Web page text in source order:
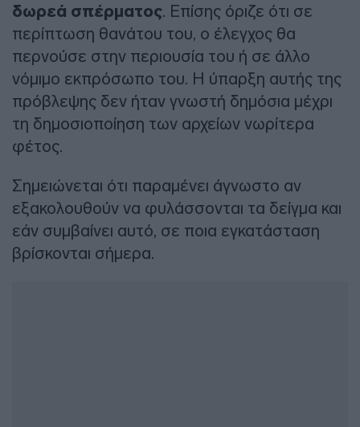
δωρεά σπέρματος. Επίσης όριζε ότι σε
περίπτωση θανάτου του, ο έλεγχος θα
περνούσε στην περιουσία του ή σε άλλο
νόμιμο εκπρόσωπο του. Η ύπαρξη αυτής της
πρόβλεψης δεν ήταν γνωστή δημόσια μέχρι
τη δημοσιοποίηση των αρχείων νωρίτερα
φέτος.
Σημειώνεται ότι παραμένει άγνωστο αν
εξακολουθούν να φυλάσσονται τα δείγμα και
εάν συμβαίνει αυτό, σε ποια εγκατάσταση
βρίσκονται σήμερα.